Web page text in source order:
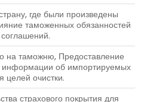
где были произведены
таможенных обязанностей
на таможню, Предоставление
информации об импортируемых
целей очистки.
страхового покрытия для